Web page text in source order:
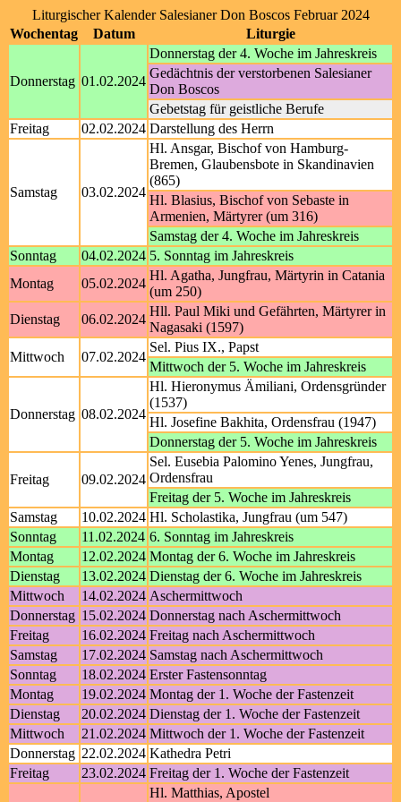
Liturgischer Kalender Salesianer Don Boscos Februar 2024
Wochentag
Datum Liturgie
Donnerstag 01.02.2024
Donnerstag der 4. Woche im Jahreskreis
Gedächtnis der verstorbenen Salesianer
Don Boscos
Gebetstag für geistliche Berufe
Freitag
02.02.2024 Darstellung des Herrn
Samstag 03.02.2024
Hl. Ansgar, Bischof von Hamburg-
Bremen, Glaubensbote in Skandinavien
(865)
Hl. Blasius, Bischof von Sebaste in
Armenien, Märtyrer (um 316)
Samstag der 4. Woche im Jahreskreis
Sonntag
04.02.2024 5. Sonntag im Jahreskreis
Montag
05.02.2024
Hl. Agatha, Jungfrau, Märtyrin in Catania
(um 250)
Dienstag
06.02.2024
Hll. Paul Miki und Gefährten, Märtyrer in
Nagasaki (1597)
Mittwoch
07.02.2024
Sel. Pius IX., Papst
Mittwoch der 5. Woche im Jahreskreis
Donnerstag 08.02.2024
Hl. Hieronymus Ämiliani, Ordensgründer
(1537)
Hl. Josefine Bakhita, Ordensfrau (1947)
Donnerstag der 5. Woche im Jahreskreis
Freitag 09.02.2024
Sel. Eusebia Palomino Yenes, Jungfrau,
Ordensfrau
Freitag der 5. Woche im Jahreskreis
Samstag
10.02.2024 Hl. Scholastika, Jungfrau (um 547)
Sonntag
11.02.2024 6. Sonntag im Jahreskreis
Montag
12.02.2024 Montag der 6. Woche im Jahreskreis
Dienstag
13.02.2024 Dienstag der 6. Woche im Jahreskreis
Mittwoch
14.02.2024 Aschermittwoch
Donnerstag 15.02.2024 Donnerstag nach Aschermittwoch
Freitag
16.02.2024 Freitag nach Aschermittwoch
Samstag
17.02.2024 Samstag nach Aschermittwoch
Sonntag
18.02.2024 Erster Fastensonntag
Montag
19.02.2024 Montag der 1. Woche der Fastenzeit
Dienstag
20.02.2024 Dienstag der 1. Woche der Fastenzeit
Mittwoch
21.02.2024 Mittwoch der 1. Woche der Fastenzeit
Donnerstag 22.02.2024 Kathedra Petri
Freitag
23.02.2024 Freitag der 1. Woche der Fastenzeit
Hl. Matthias, Apostel